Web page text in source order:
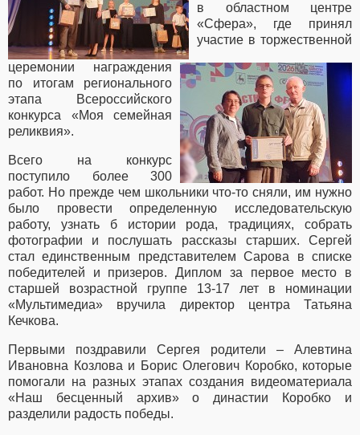
в областном центре
«Сфера», где принял
участие в торжественной
церемонии награждения
по итогам регионального
этапа Всероссийского
конкурса «Моя семейная
реликвия».
Всего на конкурс
поступило более 300
работ. Но прежде чем школьники что-то сняли, им нужно
было провести определенную исследовательскую
работу, узнать б истории рода, традициях, собрать
фотографии и послушать рассказы старших. Сергей
стал единственным представителем Сарова в списке
победителей и призеров. Диплом за первое место в
старшей возрастной группе 13-17 лет в номинации
«Мультимедиа» вручила директор центра Татьяна
Кечкова.
Первыми поздравили Сергея родители – Алевтина
Ивановна Козлова и Борис Олегович Коробко, которые
помогали на разных этапах создания видеоматериала
«Наш бесценный архив» о династии Коробко и
разделили радость победы.